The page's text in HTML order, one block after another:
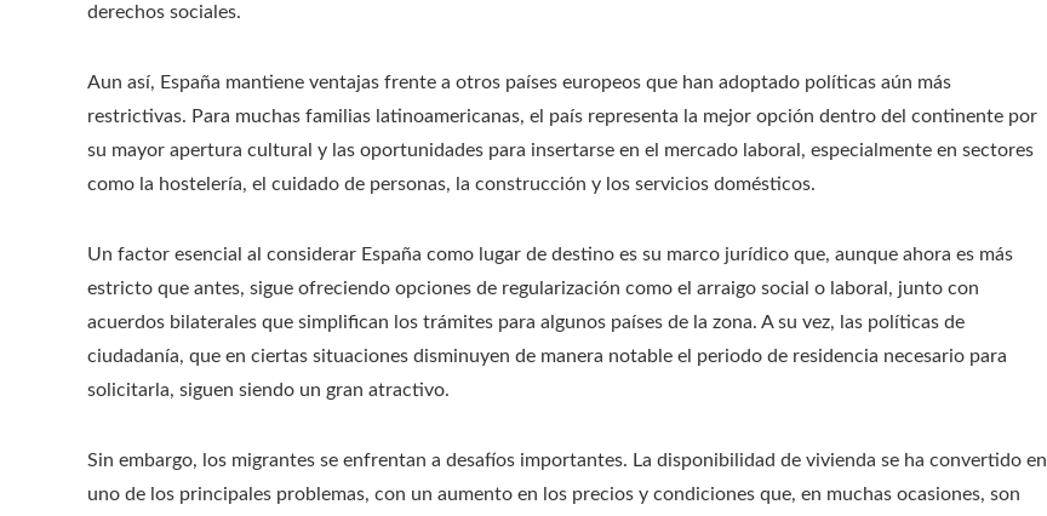
derechos sociales.
Aun así, España mantiene ventajas frente a otros países europeos que han adoptado políticas aún más
restrictivas. Para muchas familias latinoamericanas, el país representa la mejor opción dentro del continente por
su mayor apertura cultural y las oportunidades para insertarse en el mercado laboral, especialmente en sectores
como la hostelería, el cuidado de personas, la construcción y los servicios domésticos.
Un factor esencial al considerar España como lugar de destino es su marco jurídico que, aunque ahora es más
estricto que antes, sigue ofreciendo opciones de regularización como el arraigo social o laboral, junto con
acuerdos bilaterales que simplifican los trámites para algunos países de la zona. A su vez, las políticas de
ciudadanía, que en ciertas situaciones disminuyen de manera notable el periodo de residencia necesario para
solicitarla, siguen siendo un gran atractivo.
Sin embargo, los migrantes se enfrentan a desafíos importantes. La disponibilidad de vivienda se ha convertido en
uno de los principales problemas, con un aumento en los precios y condiciones que, en muchas ocasiones, son